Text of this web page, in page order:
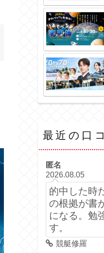
最近の口
匿名
2026.08.05
的中した時
の根拠が書
になる。勉
す。
競艇修羅